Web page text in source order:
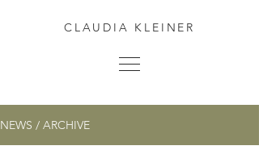
CLAUDIA KLEINER
NEWS / ARCHIVE